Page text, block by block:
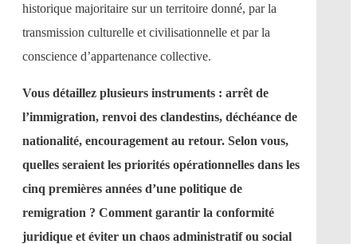
historique majoritaire sur un territoire donné, par la
transmission culturelle et civilisationnelle et par la
conscience d’appartenance collective.
Vous détaillez plusieurs instruments : arrêt de
l’immigration, renvoi des clandestins, déchéance de
nationalité, encouragement au retour. Selon vous,
quelles seraient les priorités opérationnelles dans les
cinq premières années d’une politique de
remigration ? Comment garantir la conformité
juridique et éviter un chaos administratif ou social